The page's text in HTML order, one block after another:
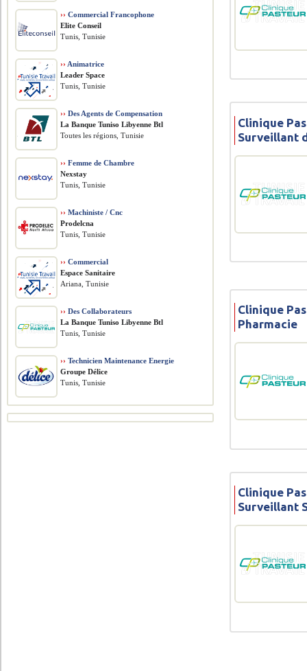
Clinique
Surveillant
Clinique
Pharmacie
Clinique
Surveillant
›› Commercial Francophone
Elite Conseil
Tunis, Tunisie
›› Animatrice
Leader Space
Tunis, Tunisie
›› Des Agents de Compensation
La Banque Tuniso Libyenne Btl
Toutes les régions, Tunisie
›› Femme de Chambre
Nexstay
Tunis, Tunisie
›› Machiniste / Cnc
Prodelcna
Tunis, Tunisie
›› Commercial
Espace Sanitaire
Ariana, Tunisie
›› Des Collaborateurs
La Banque Tuniso Libyenne Btl
Tunis, Tunisie
›› Technicien Maintenance Energie
Groupe Délice
Tunis, Tunisie